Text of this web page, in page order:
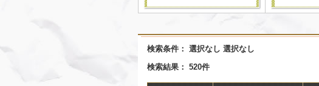
検索条件： 選択なし 選択なし
検索結果： 520件